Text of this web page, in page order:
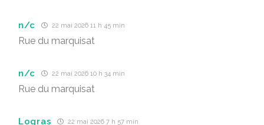
n/c 22 mai 2026 11 h 45 min
Rue du marquisat
n/c 22 mai 2026 10 h 34 min
Rue du marquisat
Logras 22 mai 2026 7 h 57 min